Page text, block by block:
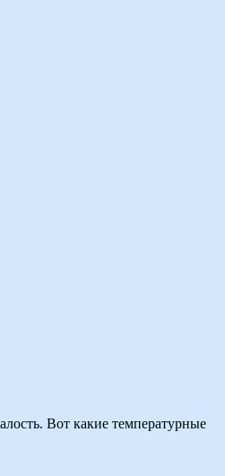
Вот какие температурные